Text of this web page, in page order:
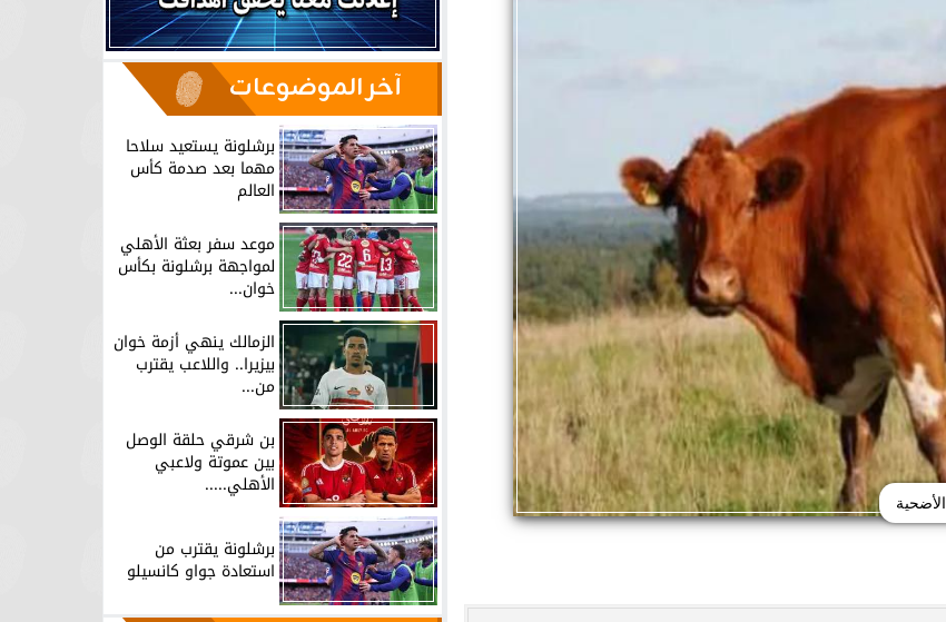
الأضحية
آخر الموضوعات
برشلونة يستعيد سلاحا
مهما بعد صدمة كأس
العالم
موعد سفر بعثة الأهلي
لمواجهة برشلونة بكأس
خوان...
الزمالك ينهي أزمة خوان
بيزيرا.. واللاعب يقترب
من...
بن شرقي حلقة الوصل
بين عموتة ولاعبي
الأهلي.....
برشلونة يقترب من
استعادة جواو كانسيلو